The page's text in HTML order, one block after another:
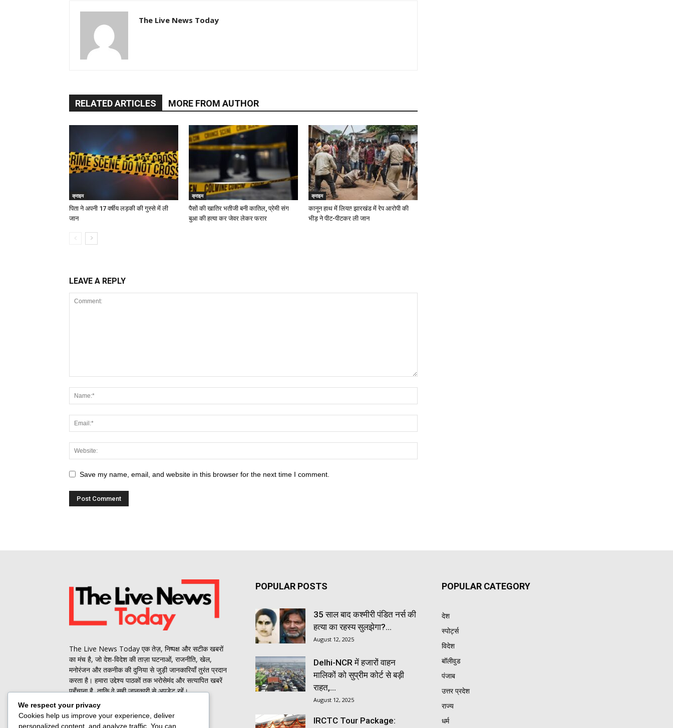
The Live News Today
RELATED ARTICLES MORE FROM AUTHOR
क्राइम
पिता ने अपनी 17 वर्षीय लड़की की गुस्से में ली
जान
क्राइम
पैसों की खातिर भतीजी बनी कातिल, प्रेमी संग
बुआ की हत्या कर जेवर लेकर फरार
क्राइम
कानून हाथ में लिया! झारखंड में रेप आरोपी की
भीड़ ने पीट-पीटकर ली जान
LEAVE A REPLY
Save my name, email, and website in this browser for the next time I comment.
The Live News Today एक तेज़, निष्पक्ष और सटीक खबरों
का मंच है, जो देश-विदेश की ताज़ा घटनाओं, राजनीति, खेल,
मनोरंजन और तकनीक की दुनिया से जुड़ी जानकारियाँ तुरंत प्रदान
करता है। हमारा उद्देश्य पाठकों तक भरोसेमंद और सत्यापित खबरें
पहुँचाना है, ताकि वे सही जानकारी से अपडेट रहें।
Contact us: jbt@roammediasolutions.com
POPULAR POSTS
35 साल बाद कश्मीरी पंडित नर्स की
हत्या का रहस्य सुलझेगा?...
August 12, 2025
Delhi-NCR में हजारों वाहन
मालिकों को सुप्रीम कोर्ट से बड़ी
राहत,...
August 12, 2025
IRCTC Tour Package:
POPULAR CATEGORY
देश
स्पोर्ट्स
विदेश
बॉलीवुड
पंजाब
उत्तर प्रदेश
राज्य
धर्म
We respect your privacy
Cookies help us improve your experience, deliver
personalized content, and analyze traffic. You can